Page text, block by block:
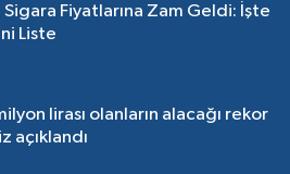
Sigara Fiyatlarına Zam Geldi: İşte
Liste
lirası olanların alacağı rekor
açıklandı